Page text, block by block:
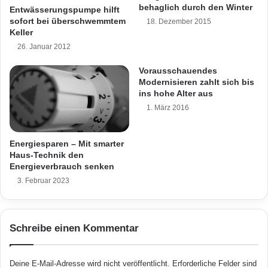
ausführende Bauunternehmen, dass dabei die
Auflagen der Bundesregierung eingehalten
wurden. Darüber hinaus verpflichtet die EnEV
Eigenheimbesitzer dazu,
Nachtstromspeicherheizungen, die älter als 30
Jahre sind, außer Betrieb zu nehmen und
durch effizientere Heizungen zu ersetzen.
Auch Klimaanlagen und andere Geräte, die
beeinflussen, müssen zukünftig eine
automatische Regelung der Be- und
Entfeuchtung aufweisen. Ob die EnEV in
e
t
t
Entwässerungspumpe hilft
sofort bei überschwemmtem
Keller
26. Januar 2012
behaglich durch den Winter
18. Dezember 2015
Energiesparen – Mit smarter
Haus-Technik den
Energieverbrauch senken
3. Februar 2023
Vorausschauendes
Modernisieren zahlt sich bis
ins hohe Alter aus
1. März 2016
Schreibe einen Kommentar
Deine E-Mail-Adresse wird nicht veröffentlicht. Erforderliche Felder sind